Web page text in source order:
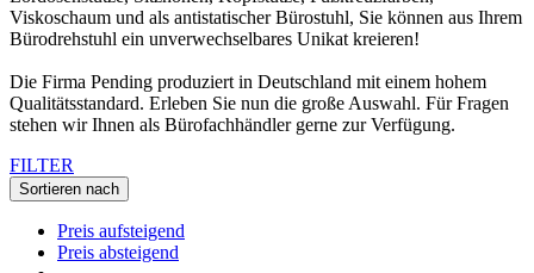
Viskoschaum und als antistatischer Bürostuhl, Sie können aus Ihrem
Bürodrehstuhl ein unverwechselbares Unikat kreieren!
Die Firma Pending produziert in Deutschland mit einem hohem
Qualitätsstandard. Erleben Sie nun die große Auswahl. Für Fragen
stehen wir Ihnen als Bürofachhändler gerne zur Verfügung.
FILTER
Sortieren nach
Preis aufsteigend
Preis absteigend